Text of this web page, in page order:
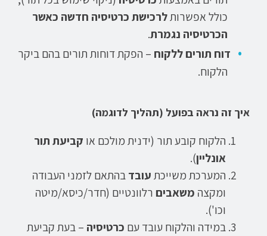
כולל אפשרותלרכישת כרטיסיה חדשה כאשר
הכרטיסיה נגמרת.
דוח תורים ללקוח – הפקת דוחות תורים בהם ביקר
הלקוח.
איך זה נראה בפועל (תהליך לדוגמה)
הלקוח קובע תור (ידנית מולכם או קביעת תור
אונליין).
המערכת משייכתעובדבהתאם לזמני העבודה
ומקצה משאבים רלוונטיים (חדר/כיסא/מיטה
וכו').
במידה והלקוח עובד עם כרטיסיה – בעת קביעת